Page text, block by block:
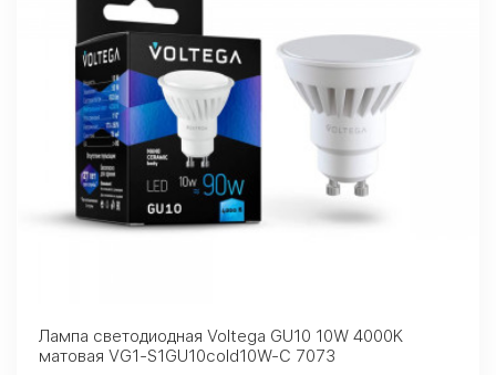
Лампа светодиодная Voltega GU10 10W 4000K
матовая VG1-S1GU10cold10W-C 7073